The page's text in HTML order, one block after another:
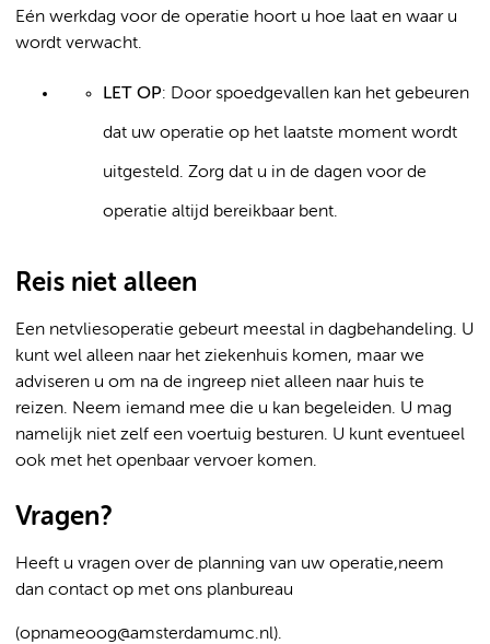
Eén werkdag voor de operatie hoort u hoe laat en waar u
wordt verwacht.
LET OP: Door spoedgevallen kan het gebeuren
dat uw operatie op het laatste moment wordt
uitgesteld. Zorg dat u in de dagen voor de
operatie altijd bereikbaar bent.
Reis niet alleen
Een netvliesoperatie gebeurt meestal in dagbehandeling. U
kunt wel alleen naar het ziekenhuis komen, maar we
adviseren u om na de ingreep niet alleen naar huis te
reizen. Neem iemand mee die u kan begeleiden. U mag
namelijk niet zelf een voertuig besturen. U kunt eventueel
ook met het openbaar vervoer komen.
Vragen?
Heeft u vragen over de planning van uw operatie,neem
dan contact op met ons planbureau
(opnameoog@amsterdamumc.nl).